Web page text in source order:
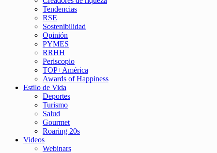
Tendencias
RSE
Sostenibilidad
Opinión
PYMES
RRHH
Periscopio
TOP+América
Awards of Happiness
Estilo de Vida
Deportes
Turismo
Salud
Gourmet
Roaring 20s
Videos
Webinars